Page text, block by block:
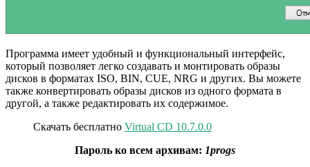
Программа имеет удобный и функциональный интерфейс,
который позволяет легко создавать и монтировать образы
дисков в форматах ISO, BIN, CUE, NRG и других. Вы можете
также конвертировать образы дисков из одного формата в
другой, а также редактировать их содержимое.
Скачать бесплатно Virtual CD 10.7.0.0
Пароль ко всем архивам: 1progs